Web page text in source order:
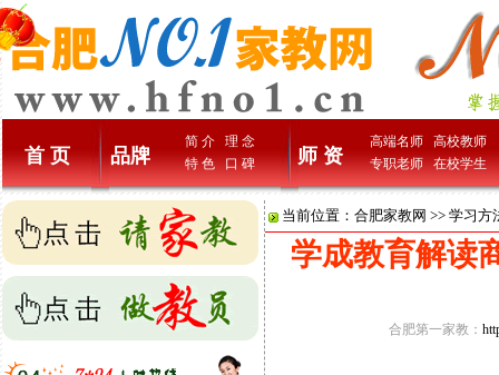
首 页 品牌
简 介
理 念
特 色
口 碑 师 资
高端名师
高校教师
专职老师
在校学生
当前位置： 合肥家教网 >> 学习方
学成教育解读
合肥第一家教：